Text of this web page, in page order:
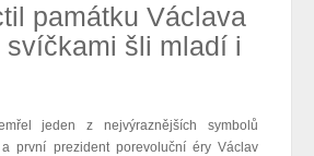
památku Václava
svíčkami šli mladí i
jeden z nejvýraznějších symbolů
první prezident porevoluční éry Václav